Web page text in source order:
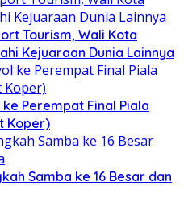
Tourism, Wali Kota
Kejuaraan Dunia Lainnya
Perempat Final Piala
Koper)
Samba ke 16 Besar dan